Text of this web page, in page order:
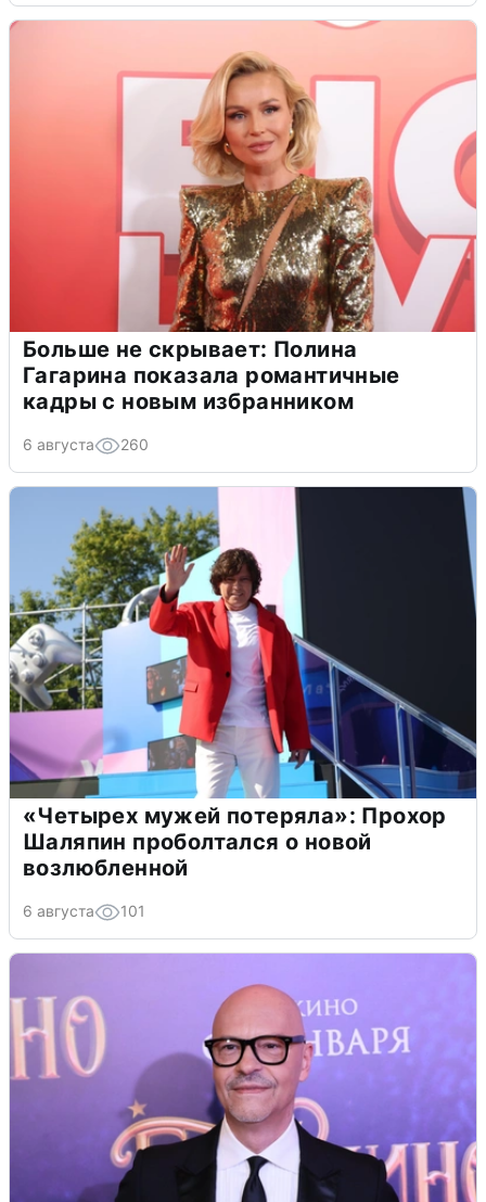
Больше не скрывает: Полина
Гагарина показала романтичные
кадры с новым избранником
6 августа 260
«Четырех мужей потеряла»: Прохор
Шаляпин проболтался о новой
возлюбленной
6 августа 101